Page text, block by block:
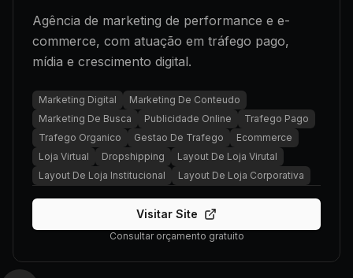
Agência de marketing de performance e e-
commerce, com atuação em tráfego pago,
mídia e crescimento digital.
Marketing Digital
Marketing De Conteudo
Marketing De Busca
Publicidade Online
Trafego Pago
Trafego Organico
Gestao De Trafego
Ecommerce
Loja Virtual
Dropshipping
Layout De Loja Virutal
Layout De Loja Institucional
Layout De Loja Corporativa
Visitar Site
Consultar orçamento gratuito